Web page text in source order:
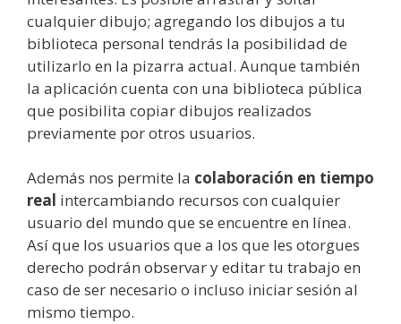
cualquier dibujo; agregando los dibujos a tu
biblioteca personal tendrás la posibilidad de
utilizarlo en la pizarra actual. Aunque también
la aplicación cuenta con una biblioteca pública
que posibilita copiar dibujos realizados
previamente por otros usuarios.
Además nos permite la colaboración en tiempo
real intercambiando recursos con cualquier
usuario del mundo que se encuentre en línea.
Así que los usuarios que a los que les otorgues
derecho podrán observar y editar tu trabajo en
caso de ser necesario o incluso iniciar sesión al
mismo tiempo.